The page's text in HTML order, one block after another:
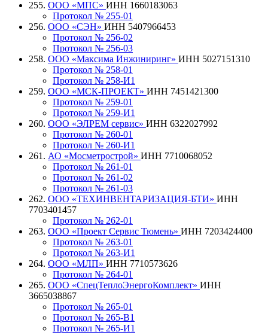
255. ООО «МПС» ИНН 1660183063
Протокол № 255-01
256. ООО «СЭН» ИНН 5407966453
Протокол № 256-02
Протокол № 256-03
258. ООО «Максима Инжиниринг» ИНН 5027151310
Протокол № 258-01
Протокол № 258-И1
259. ООО «МСК-ПРОЕКТ» ИНН 7451421300
Протокол № 259-01
Протокол № 259-И1
260. ООО «ЭЛРЕМ сервис» ИНН 6322027992
Протокол № 260-01
Протокол № 260-И1
261. АО «Мосметрострой» ИНН 7710068052
Протокол № 261-01
Протокол № 261-02
Протокол № 261-03
262. ООО «ТЕХИНВЕНТАРИЗАЦИЯ-БТИ» ИНН
7703401457
Протокол № 262-01
263. ООО «Проект Сервис Тюмень» ИНН 7203424400
Протокол № 263-01
Протокол № 263-И1
264. ООО «МЛП» ИНН 7710573626
Протокол № 264-01
265. ООО «СпецТеплоЭнергоКомплект» ИНН
3665038867
Протокол № 265-01
Протокол № 265-В1
Протокол № 265-И1